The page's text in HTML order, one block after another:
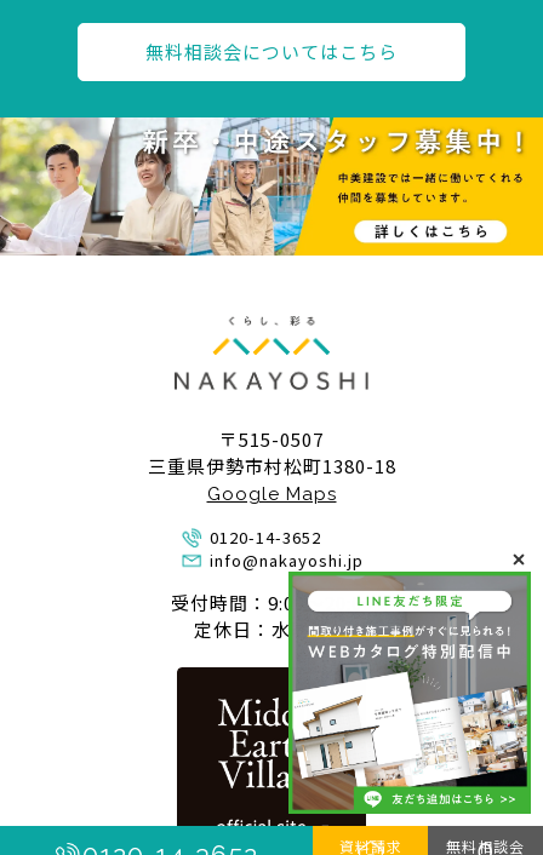
資料請求 無料相談会
無料相談会についてはこちら
〒515-0507
三重県伊勢市村松町1380-18
Google Maps
0120-14-3652
info@nakayoshi.jp
受付時間：9:00〜20:00
定休日：水曜定休